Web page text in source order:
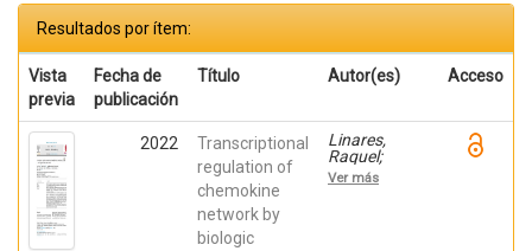
Resultados por ítem:
Vista
previa
Fecha de
publicación
Título Autor(es) Acceso
2022
Transcriptional
regulation of
chemokine
network by
biologic
Linares,
Raquel;
Gutiérrez,
Ana;
Ver más